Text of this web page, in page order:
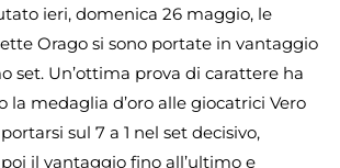
ieri, domenica 26 maggio, le
Orago si sono portate in vantaggio
set. Un’ottima prova di carattere ha
la medaglia d’oro alle giocatrici Vero
sul 7 a 1 nel set decisivo,
il vantaggio fino all’ultimo e